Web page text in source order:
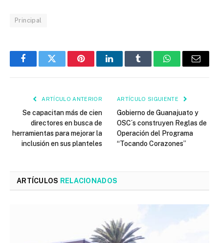
Principal
FacebookTwitter PinterestLinkedInTumblr WhatsAppEmail
ARTÍCULO ANTERIOR
Se capacitan más de cien
directores en busca de
herramientas para mejorar la
inclusión en sus planteles
ARTÍCULO SIGUIENTE
Gobierno de Guanajuato y
OSC´s construyen Reglas de
Operación del Programa
“Tocando Corazones”
ARTÍCULOS RELACIONADOS